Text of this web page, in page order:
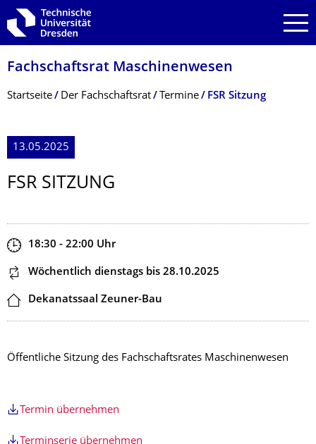
Zur Hauptnavigation springen
Zur Suche springen
Zum Inhalt springen
Fachschaftsrat Maschinenwesen
Breadcrumb-Menü
Startseite Der Fachschaftsrat Termine FSR Sitzung
13.05.2025
FSR SITZUNG
Zeit
18:30 - 22:00 Uhr
Dieser Termin wiederholt sich
Wöchentlich dienstags bis 28.10.2025
Ort
Dekanatssaal Zeuner-Bau
Öffentliche Sitzung des Fachschaftsrates Maschinenwesen
Termin übernehmen
Terminserie übernehmen